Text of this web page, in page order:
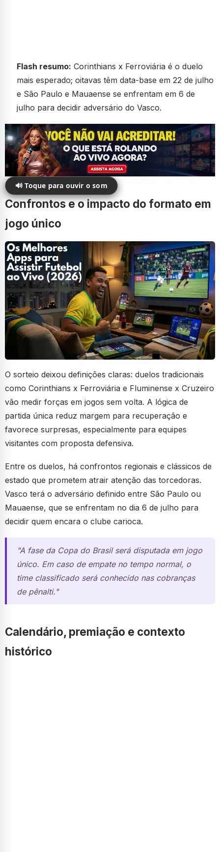
Flash resumo: Corinthians x Ferroviária é o duelo
mais esperado; oitavas têm data-base em 22 de julho
e São Paulo e Mauaense se enfrentam em 6 de
julho para decidir adversário do Vasco.
🔊 Toque para ouvir o som
Confrontos e o impacto do formato em
jogo único
O sorteio deixou definições claras: duelos tradicionais
como Corinthians x Ferroviária e Fluminense x Cruzeiro
vão medir forças em jogos sem volta. A lógica de
partida única reduz margem para recuperação e
favorece surpresas, especialmente para equipes
visitantes com proposta defensiva.
Entre os duelos, há confrontos regionais e clássicos de
estado que prometem atrair atenção das torcedoras.
Vasco terá o adversário definido entre São Paulo ou
Mauaense, que se enfrentam no dia 6 de julho para
decidir quem encara o clube carioca.
"A fase da Copa do Brasil será disputada em jogo
único. Em caso de empate no tempo normal, o
time classificado será conhecido nas cobranças
de pênalti."
Calendário, premiação e contexto
histórico